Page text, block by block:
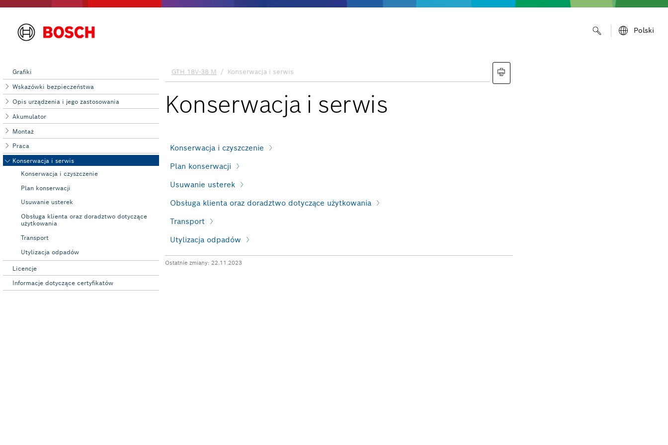
Polski
Grafiki
Wskazówki bezpieczeństwa
Opis urządzenia i jego zastosowania
Akumulator
Montaż
Praca
Konserwacja i serwis
Konserwacja i czyszczenie
Plan konserwacji
Usuwanie usterek
Obsługa klienta oraz doradztwo dotyczące
użytkowania
Transport
Utylizacja odpadów
Licencje
Informacje dotyczące certyfikatów